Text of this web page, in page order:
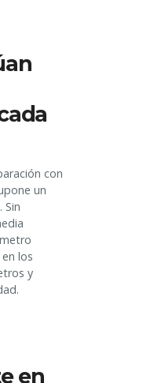
con
un
Sin
los
y
en